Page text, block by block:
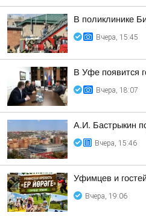
В поликлинике
Вчера, 15:45
В Уфе появится
Вчера, 18:07
А.И. Бастрыкин
Вчера, 15:46
Уфимцев и
Вчера, 19:06